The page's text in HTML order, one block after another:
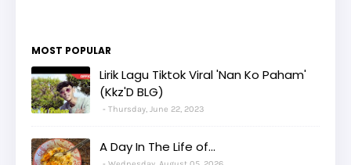
MOST POPULAR
Lirik Lagu Tiktok Viral 'Nan Ko Paham'
(Kkz'D BLG)
Thursday, June 22, 2023
A Day In The Life of...